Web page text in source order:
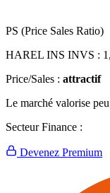
PS (Price Sales Ratio)
HAREL INS INVS :
Price/Sales : attractif
Le marché valorise
Secteur Finance :
Devenez Premium